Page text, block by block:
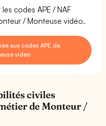
codes APE / NAF
/ Monteuse vidéo.
aux codes APE de
vidéo
civiles
de Monteur /